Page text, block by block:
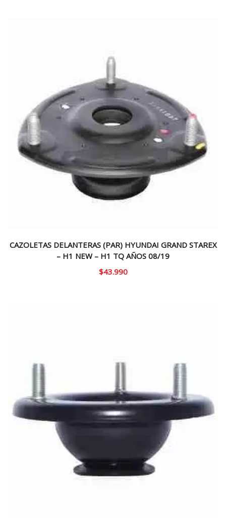
CAZOLETAS DELANTERAS (PAR) HYUNDAI GRAND STAREX
– H1 NEW – H1 TQ AÑOS 08/19
$43.990